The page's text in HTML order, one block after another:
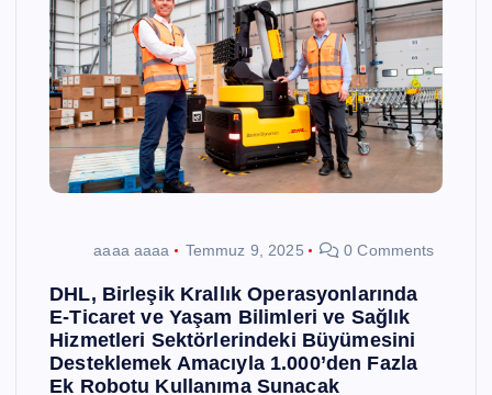
aaaa aaaa Temmuz 9, 2025 0 Comments
DHL, Birleşik Krallık Operasyonlarında
E-Ticaret ve Yaşam Bilimleri ve Sağlık
Hizmetleri Sektörlerindeki Büyümesini
Desteklemek Amacıyla 1.000’den Fazla
Ek Robotu Kullanıma Sunacak